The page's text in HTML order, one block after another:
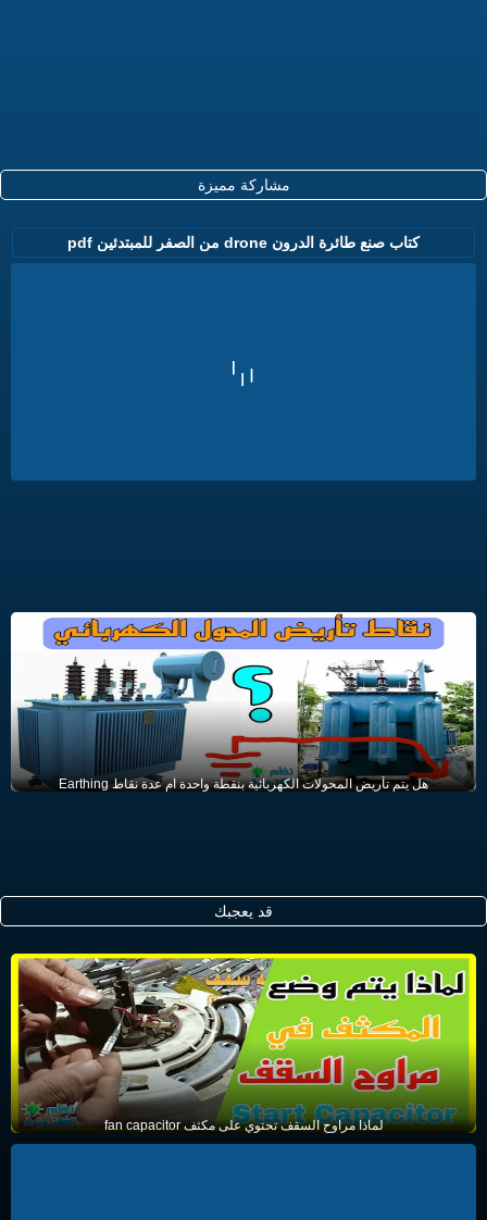
مشاركة مميزة
كتاب صنع طائرة الدرون drone من الصفر للمبتدئين pdf
هل يتم تأريض المحولات الكهربائية بنقطة واحدة ام عدة نقاط Earthing
قد يعجبك
لماذا مراوح السقف تحتوي على مكثف fan capacitor